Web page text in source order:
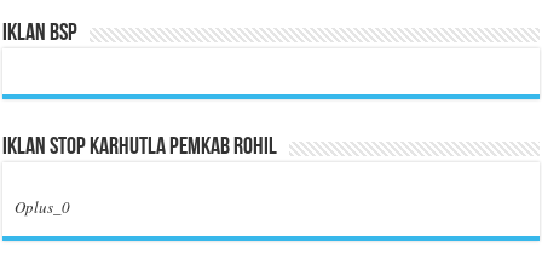
Iklan BSP
Iklan Stop Karhutla Pemkab Rohil
Oplus_0